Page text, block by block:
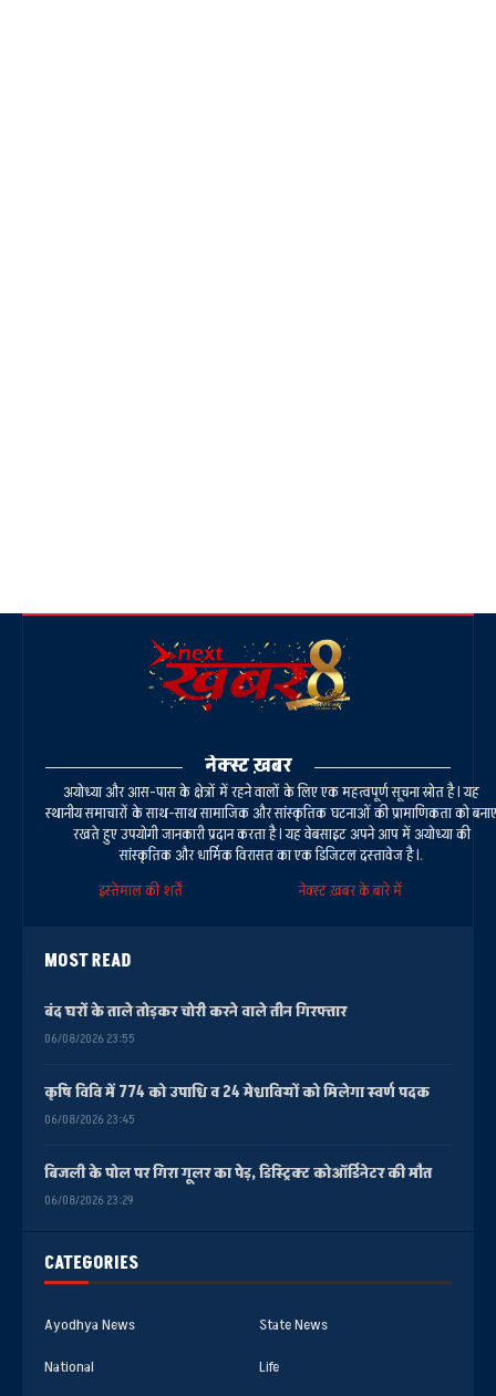
CATEGORIES
Ayodhya News
State News
National
Life
नेक्स्ट ख़बर
अयोध्या और आस-पास के क्षेत्रों में रहने वालों के लिए एक महत्वपूर्ण सूचना स्रोत है। यह
स्थानीय समाचारों के साथ-साथ सामाजिक और सांस्कृतिक घटनाओं की प्रामाणिकता को बनाए
रखते हुए उपयोगी जानकारी प्रदान करता है। यह वेबसाइट अपने आप में अयोध्या की
सांस्कृतिक और धार्मिक विरासत का एक डिजिटल दस्तावेज है।.
इस्तेमाल की शर्तें
नेक्स्ट ख़बर के बारे में
MOST READ
बंद घरों के ताले तोड़कर चोरी करने वाले तीन गिरफ्तार
06/08/2026 23:55
कृषि विवि में 774 को उपाधि व 24 मेधावियों को मिलेगा स्वर्ण पदक
06/08/2026 23:45
बिजली के पोल पर गिरा गूलर का पेड़, डिस्ट्रिक्ट कोऑर्डिनेटर की मौत
06/08/2026 23:29